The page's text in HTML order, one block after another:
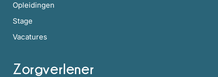
Opleidingen
Stage
Vacatures
Zorgverlener